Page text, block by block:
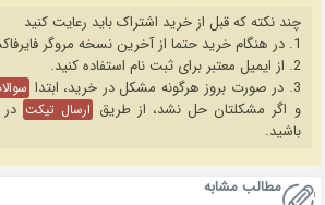
چند نکته که قبل از خرید اشتراک باید رعایت کنید
1. در هنگام خرید حتما از آخرین نسخه مروگر فایرفاکس یا کروم استفاده کنید.
2. از ایمیل معتبر برای ثبت نام استفاده کنید.
3. در صورت بروز هرگونه مشکل در خرید، ابتدا
و اگر مشکلتان حل نشد، از طریق ارسال تیکت
باشید.
مطالب مشابه